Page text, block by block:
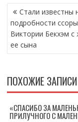
НАВИГАЦИЯ
ПО
ЗАПИСЯМ
Стали известны
подробности ссоры
Виктории Бекхэм с
ее сына
ПОХОЖИЕ ЗАПИСИ
«СПАСИБО ЗА
ПРИЛУЧНОГО С